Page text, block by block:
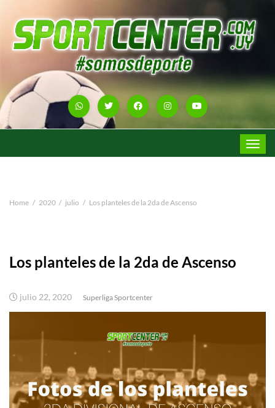
Toggle
Home 2020 julio Los planteles de la 2da de Ascenso
Los planteles de la 2da de Ascenso
julio 22, 2020 Superliga Sportcenter